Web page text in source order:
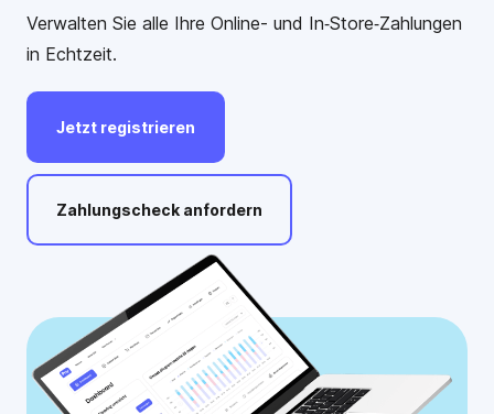
Verwalten Sie alle Ihre Online- und In‑Store‑Zahlungen
in Echtzeit.
Jetzt registrieren
Zahlungscheck anfordern